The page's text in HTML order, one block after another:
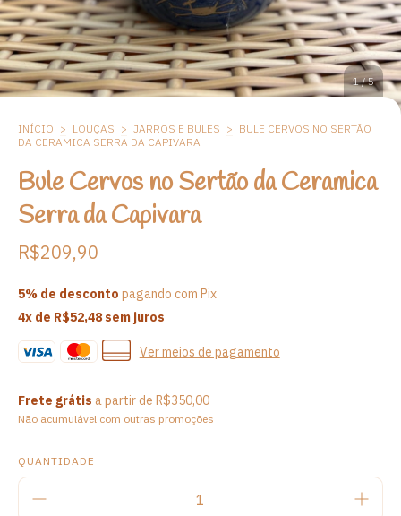
1/5
INÍCIO > LOUÇAS > JARROS E BULES > BULE CERVOS NO SERTÃO
DA CERAMICA SERRA DA CAPIVARA
Bule Cervos no Sertão da Ceramica
Serra da Capivara
R$209,90
5% de desconto pagando com Pix
4x de R$52,48sem juros
Ver meios de pagamento
Frete grátis a partir de R$350,00
Não acumulável com outras promoções
QUANTIDADE